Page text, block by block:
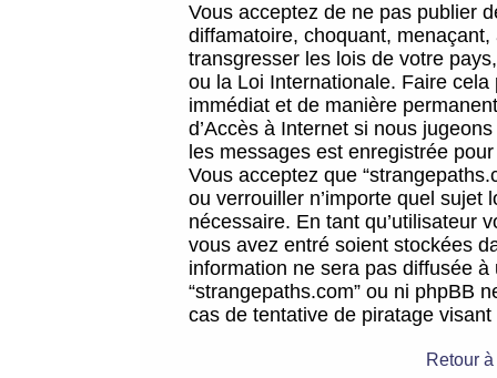
Vous acceptez de ne pas publier
diffamatoire, choquant,
transgresser les lois de votre
ou la Loi Internationale. Faire
immédiat et de manière
d’Accès à Internet si nous
les messages est enregistrée
Vous acceptez que
ou verrouiller n’importe quel sujet
nécessaire. En tant qu’utilisateur
vous avez entré soient stockées
information ne sera pas diffusée
“strangepaths.com” ou ni phpBB
cas de tentative de piratage
Retour